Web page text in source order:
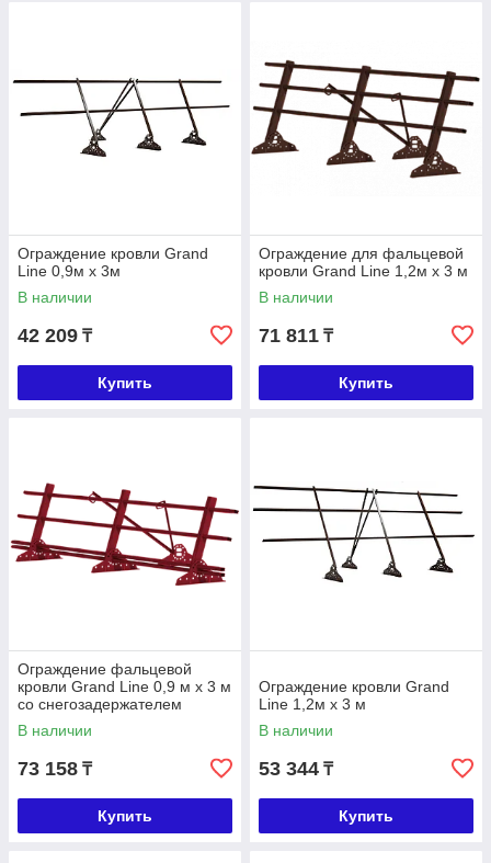
Ограждение кровли Grand
Line 0,9м х 3м
В наличии
42 209 ₸
Купить
Ограждение для фальцевой
кровли Grand Line 1,2м х 3 м
В наличии
71 811 ₸
Купить
Ограждение фальцевой
кровли Grand Line 0,9 м х 3 м
со снегозадержателем
В наличии
73 158 ₸
Купить
Ограждение кровли Grand
Line 1,2м х 3 м
В наличии
53 344 ₸
Купить